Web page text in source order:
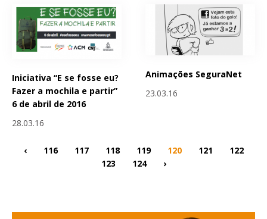
Iniciativa “E se fosse eu?
Fazer a mochila e partir”
6 de abril de 2016
28.03.16
Animações SeguraNet
23.03.16
‹ 116 117 118 119 120 121
122
123
124 ›